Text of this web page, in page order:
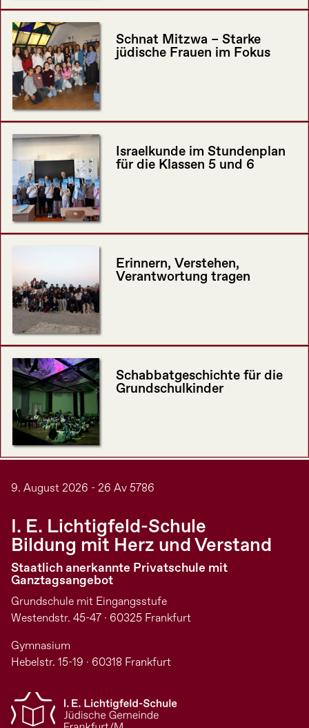
Schnat Mitzwa – Starke
jüdische Frauen im Fokus
Israelkunde im Stundenplan
für die Klassen 5 und 6
Erinnern, Verstehen,
Verantwortung tragen
Schabbatgeschichte für die
Grundschulkinder
9. August 2026 - 26 Av 5786
I. E. Lichtigfeld-Schule
Bildung mit Herz und Verstand
Staatlich anerkannte Privatschule mit
Ganztagsangebot
Grundschule mit Eingangsstufe
Westendstr. 45-47 · 60325 Frankfurt
Gymnasium
Hebelstr. 15-19 · 60318 Frankfurt